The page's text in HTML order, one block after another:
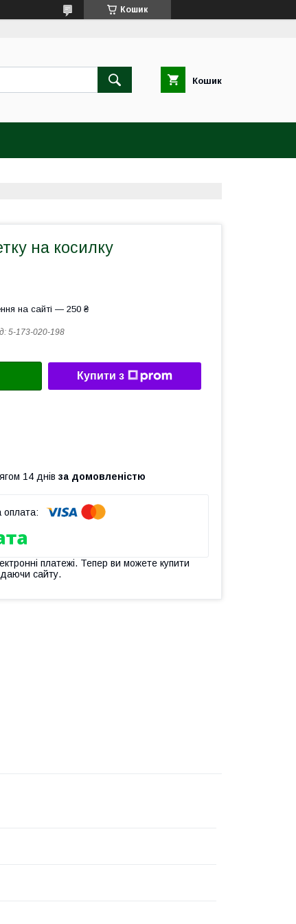
Кошик
Кошик
на косилку
на сайті — 250 ₴
5-173-020-198
Купити з
14 днів за домовленістю
платежі. Тепер ви можете купити
сайту.